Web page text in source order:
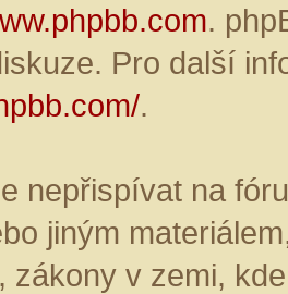
.
Pro další
.
nepřispívat na
jiným
zákony v zemi,